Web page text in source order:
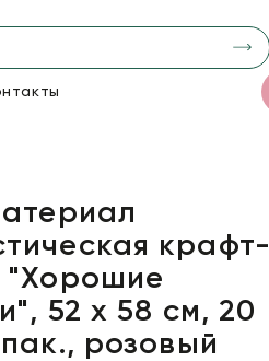
Сетка7
крафт-
"Хорошие
52 х 58 см, 20
розовый